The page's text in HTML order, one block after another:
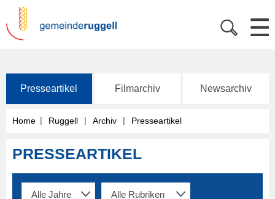
Presseartikel Filmarchiv Newsarchiv
Home | Ruggell | Archiv | Presseartikel
PRESSEARTIKEL